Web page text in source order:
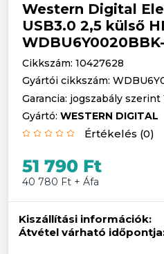
Western Digital
USB3.0 2,5 külső
Cikkszám: 10427628
Gyártói cikkszám:
Garancia: jogszabály szerint
Gyártó: WESTERN DIGITAL
Értékelés (0)
51 790 Ft
40 780 Ft + Áfa
Kiszállítási információk:
Átvétel várható